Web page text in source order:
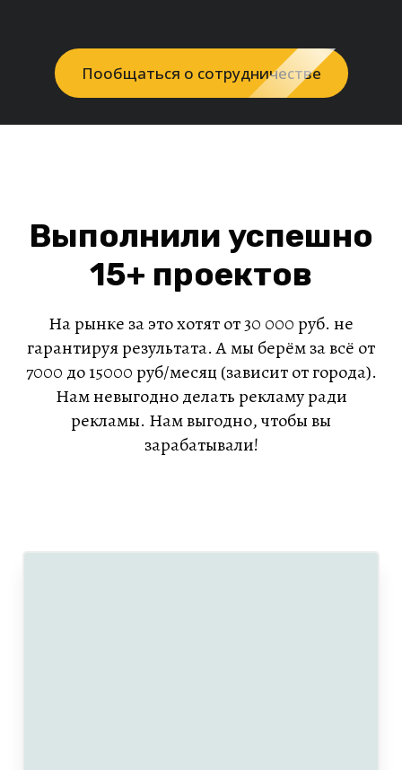
Пообщаться о сотрудничестве
Выполнили успешно
15+ проектов
На рынке за это хотят от 30 000 руб. не
гарантируя результата. А мы берём за всё от
7000 до 15000 руб/месяц (зависит от города).
Нам невыгодно делать рекламу ради
рекламы. Нам выгодно, чтобы вы
зарабатывали!